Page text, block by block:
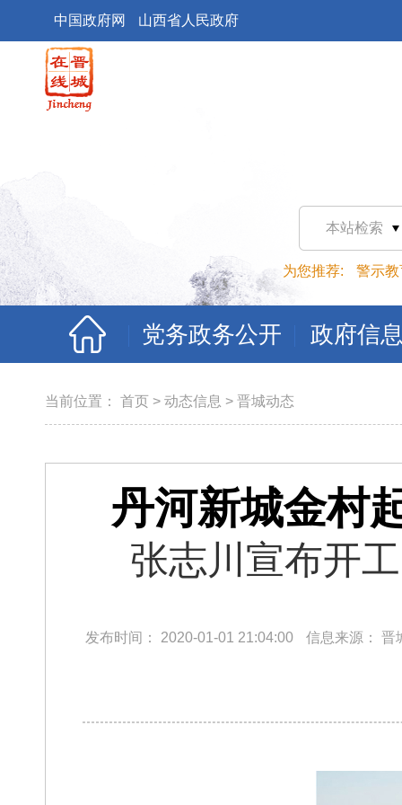
中国政府网 山西省人民政府
本站检索
为您推荐: 警示教
党务政务公开 政府信
当前位置： 首页 > 动态信息 > 晋城动态
丹河新城金村
张志川宣布开
发布时间： 2020-01-01 21:04:00 信息来源： 晋